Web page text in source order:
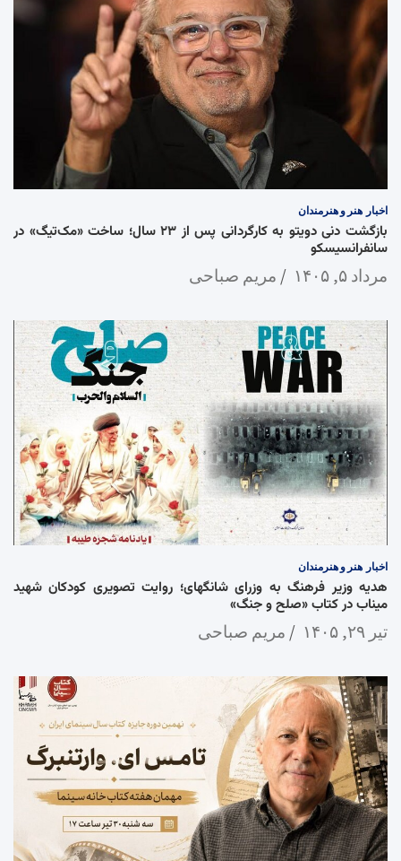
اخبار هنر و هنرمندان
بازگشت دنی دویتو به کارگردانی پس از ۲۳ سال؛ ساخت «مک‌تیگ» در
سانفرانسیسکو
مرداد ۵, ۱۴۰۵ مریم صباحی
اخبار هنر و هنرمندان
هدیه وزیر فرهنگ به وزرای شانگهای؛ روایت تصویری کودکان شهید
میناب در کتاب «صلح و جنگ»
تیر ۲۹, ۱۴۰۵ مریم صباحی